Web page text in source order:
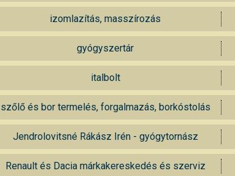
izomlazítás, masszírozás
gyógyszertár
italbolt
szőlő és bor termelés, forgalmazás, borkóstolás
Jendrolovitsné Rákász Irén - gyógytornász
Renault és Dacia márkakereskedés és szerviz